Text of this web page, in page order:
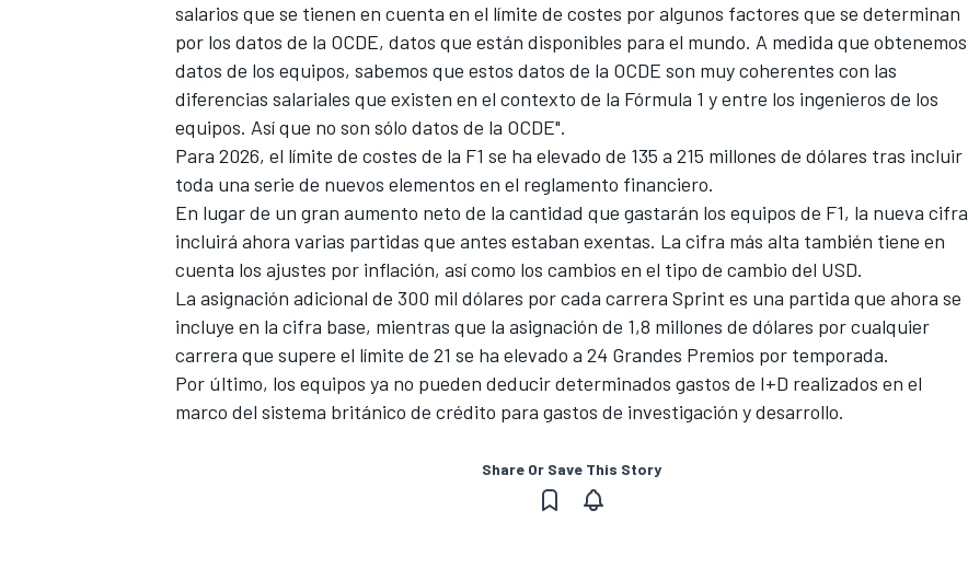
salarios que se tienen en cuenta en el límite de costes por algunos factores que se determinan
por los datos de la OCDE, datos que están disponibles para el mundo. A medida que obtenemos
datos de los equipos, sabemos que estos datos de la OCDE son muy coherentes con las
diferencias salariales que existen en el contexto de la Fórmula 1 y entre los ingenieros de los
equipos. Así que no son sólo datos de la OCDE".
Para 2026, el límite de costes de la F1 se ha elevado de 135 a 215 millones de dólares tras incluir
toda una serie de nuevos elementos en el reglamento financiero.
En lugar de un gran aumento neto de la cantidad que gastarán los equipos de F1, la nueva cifra
incluirá ahora varias partidas que antes estaban exentas. La cifra más alta también tiene en
cuenta los ajustes por inflación, así como los cambios en el tipo de cambio del USD.
La asignación adicional de 300 mil dólares por cada carrera Sprint es una partida que ahora se
incluye en la cifra base, mientras que la asignación de 1,8 millones de dólares por cualquier
carrera que supere el límite de 21 se ha elevado a 24 Grandes Premios por temporada.
Por último, los equipos ya no pueden deducir determinados gastos de I+D realizados en el
marco del sistema británico de crédito para gastos de investigación y desarrollo.
Share Or Save This Story